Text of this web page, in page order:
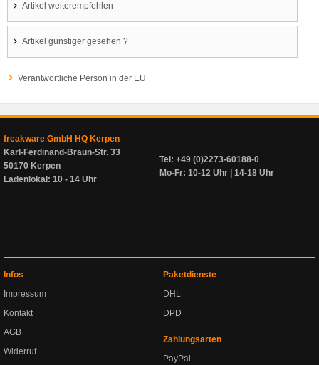
Artikel weiterempfehlen
Artikel günstiger gesehen ?
Verantwortliche Person in der EU
freakware GmbH HQ Kerpen
Karl-Ferdinand-Braun-Str. 33
50170 Kerpen
Ladenlokal: 10 - 14 Uhr
Tel: +49 (0)2273-60188-0
Mo-Fr: 10-12 Uhr | 14-18 Uhr
Infos
Impressum
Kontakt
AGB
Widerruf
Paketdienste
DHL
DPD
Zahlungsarten
PayPal